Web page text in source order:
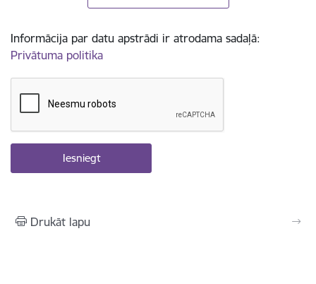
Informācija par datu apstrādi ir atrodama sadaļā:
Privātuma politika
Drukāt lapu